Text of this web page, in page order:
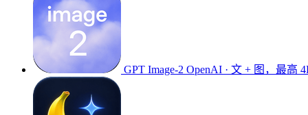
GPT Image-2 OpenAI · 文 + 图，最高